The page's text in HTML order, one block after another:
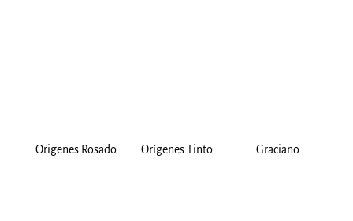
Origenes Rosado Orígenes Tinto Graciano